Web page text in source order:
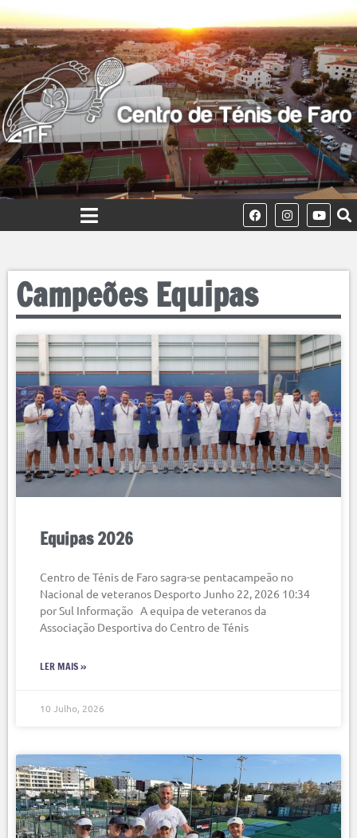
Campeões Equipas
Equipas 2026
Centro de Ténis de Faro sagra-se pentacampeão no
Nacional de veteranos Desporto Junho 22, 2026 10:34
por Sul Informação A equipa de veteranos da
Associação Desportiva do Centro de Ténis
LER MAIS »
10 Julho, 2026